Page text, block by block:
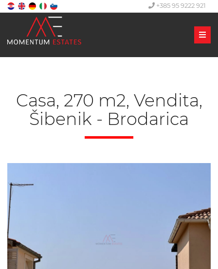
+385 95 9222 921
Casa, 270 m2, Vendita,
Šibenik - Brodarica